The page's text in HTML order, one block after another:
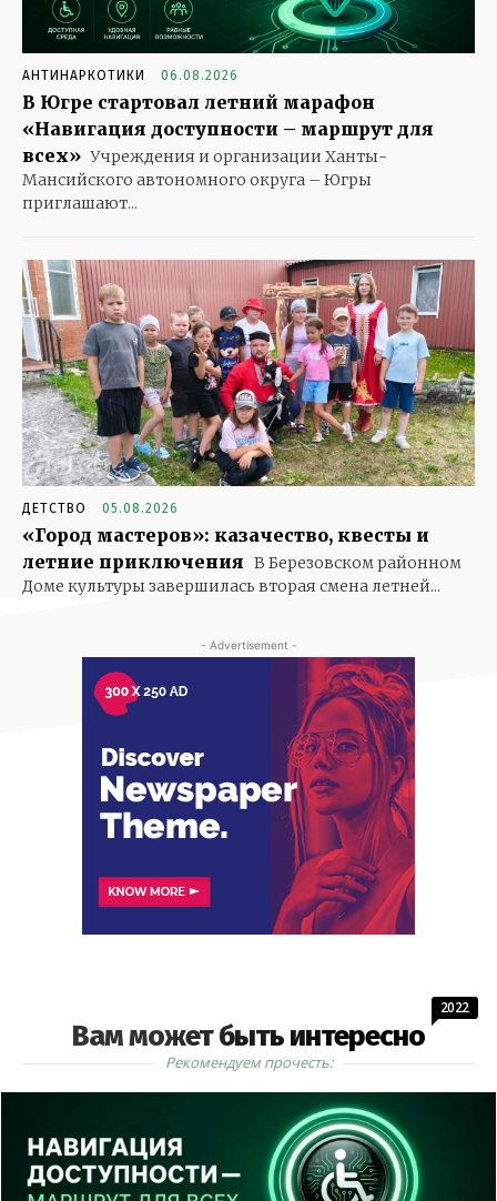
АНТИНАРКОТИКИ 06.08.2026
В Югре стартовал летний марафон
«Навигация доступности – маршрут для
всех» Учреждения и организации Ханты-
Мансийского автономного округа – Югры
приглашают...
ДЕТСТВО 05.08.2026
«Город мастеров»: казачество, квесты и
летние приключения В Березовском районном
Доме культуры завершилась вторая смена летней...
- Advertisement -
Вам может быть интересно
2022
Рекомендуем прочесть: